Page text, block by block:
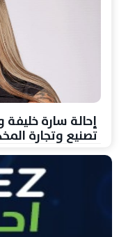
إحالة سارة
تصنيع وتجارة